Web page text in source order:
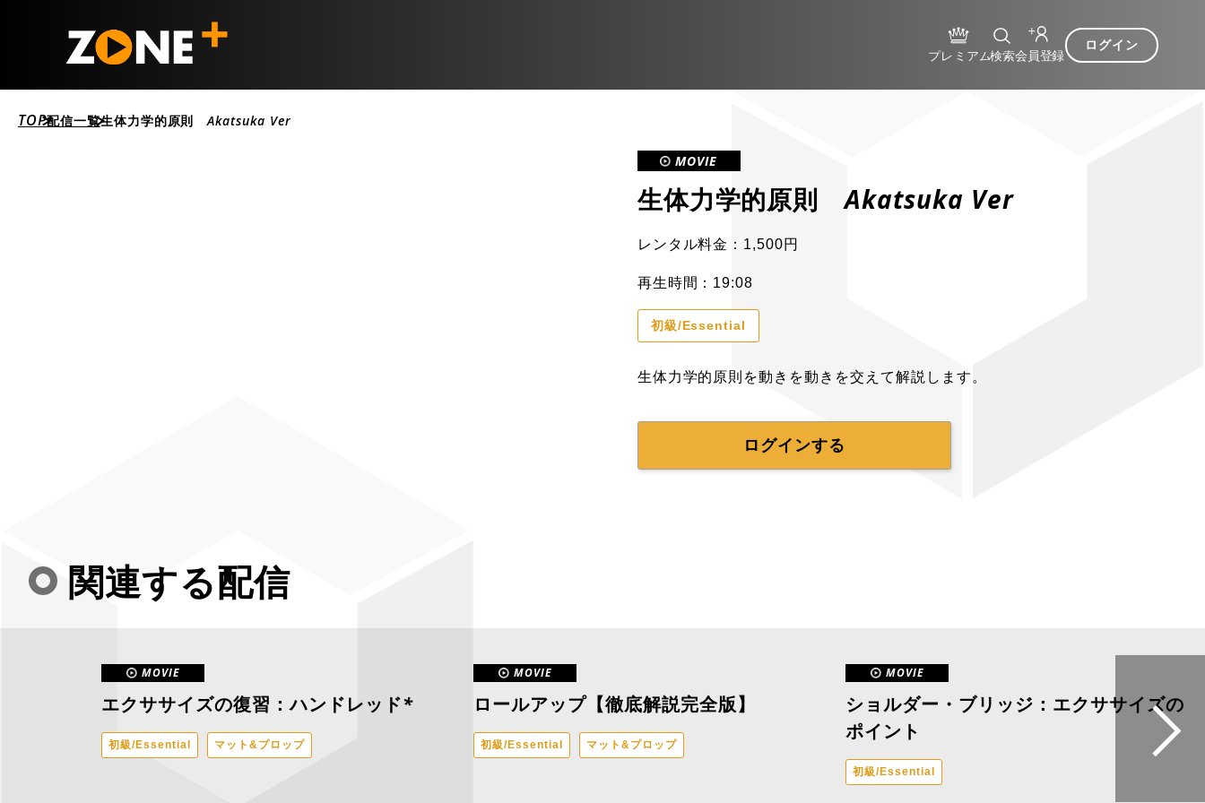
ログイン
TOP配信一覧生体力学的原則 Akatsuka Ver
MOVIE
生体力学的原則 Akatsuka Ver
レンタル料金：1,500円
再生時間：19:08
初級/Essential
生体力学的原則を動きを動きを交えて解説します。
ログインする
関連する配信
MOVIE
エクササイズの復習：ハンドレッド*
初級/Essential マット&プロップ
MOVIE
ロールアップ【徹底解説完全版】
初級/Essential マット&プロップ
MOVIE
ショルダー・ブリッジ：エクササイズの
ポイント
初級/Essential